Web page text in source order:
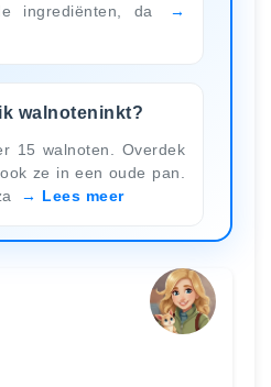
ingrediënten, da
walnoteninkt?
15 walnoten. Overdek
ze in een oude pan.
Lees meer